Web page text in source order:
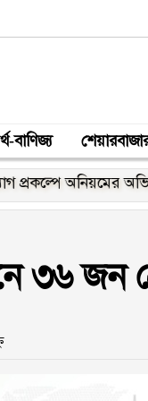
বাণিজ্য
অনিয়মের অভিযোগ,
৩৬ জন